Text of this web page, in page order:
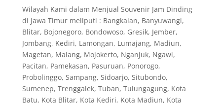
Wilayah Kami dalam Menjual Souvenir Jam Dinding
di Jawa Timur meliputi : Bangkalan, Banyuwangi,
Blitar, Bojonegoro, Bondowoso, Gresik, Jember,
Jombang, Kediri, Lamongan, Lumajang, Madiun,
Magetan, Malang, Mojokerto, Nganjuk, Ngawi,
Pacitan, Pamekasan, Pasuruan, Ponorogo,
Probolinggo, Sampang, Sidoarjo, Situbondo,
Sumenep, Trenggalek, Tuban, Tulungagung, Kota
Batu, Kota Blitar, Kota Kediri, Kota Madiun, Kota